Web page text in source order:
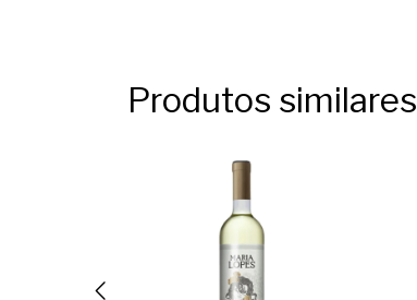
Produtos similares